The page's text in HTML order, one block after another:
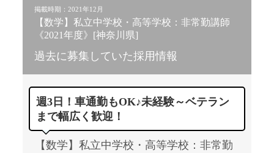
掲載時期：2021年12月
【数学】私立中学校・高等学校：非常勤講師
《2021年度》[神奈川県]
過去に募集していた採用情報
週3日！車通勤もOK♪未経験～ベテラン
まで幅広く歓迎！
【数学】私立中学校・高等学校：非常勤